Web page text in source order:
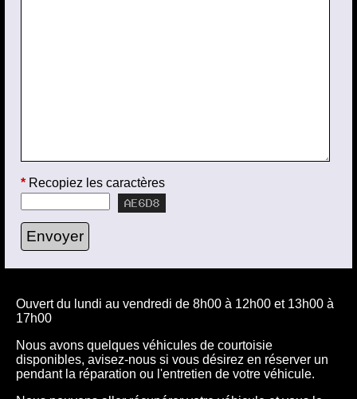
* Recopiez les caractères
Ouvert du lundi au vendredi de 8h00 à 12h00 et 13h00 à
17h00
Nous avons quelques véhicules de courtoisie
disponibles, avisez-nous si vous désirez en réserver un
pendant la réparation ou l'entretien de votre véhicule.